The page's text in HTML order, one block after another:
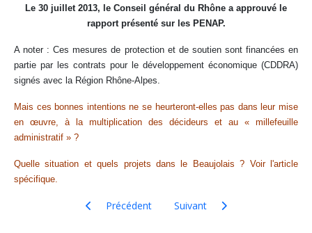
Le 30 juillet 2013, le Conseil général du Rhône a approuvé le
rapport présenté sur les PENAP.
A noter : Ces mesures de protection et de soutien sont financées en
partie par les contrats pour le développement économique (CDDRA)
signés avec la Région Rhône-Alpes.
Mais ces bonnes intentions ne se heurteront-elles pas dans leur mise
en œuvre, à la multiplication des décideurs et au « millefeuille
administratif » ?
Quelle situation et quels projets dans le Beaujolais ? Voir l'article
spécifique.
Article précédent : Syndicat Mixte du Beaujolais-
Précédent Article suivant : Billy-
Suivant